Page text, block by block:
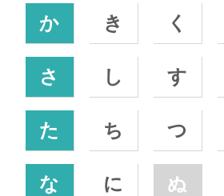
か き く
さ し す
た ち つ
な に ぬ